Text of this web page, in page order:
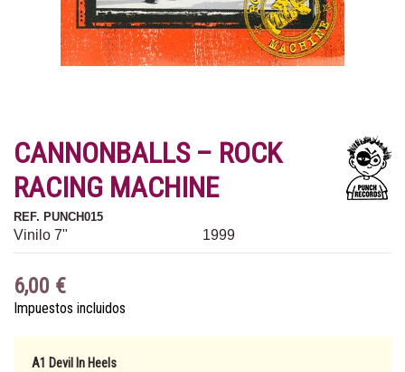
CANNONBALLS ‎– ROCK
RACING MACHINE
REF. PUNCH015
Vinilo 7" 1999
6,00 €
Impuestos incluidos
A1 Devil In Heels